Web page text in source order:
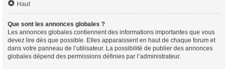
Haut
Que sont les annonces globales ?
Les annonces globales contiennent des informations importantes que vous
devez lire dès que possible. Elles apparaissent en haut de chaque forum et
dans votre panneau de l’utilisateur. La possibilité de publier des annonces
globales dépend des permissions définies par l’administrateur.